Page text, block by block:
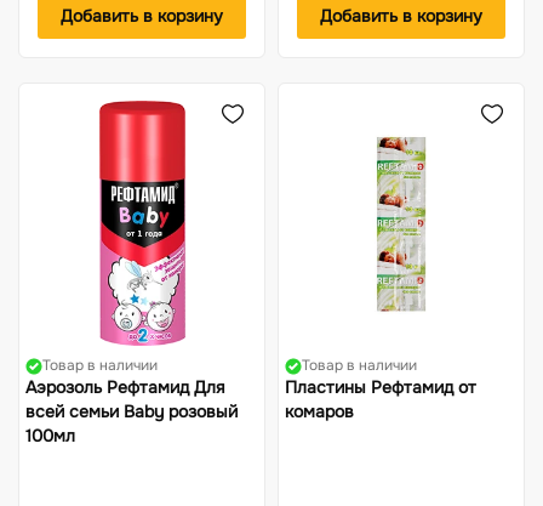
Добавить в корзину Добавить в корзину
Товар в наличии
Аэрозоль Рефтамид Для
всей семьи Baby розовый
100мл
Товар в наличии
Пластины Рефтамид от
комаров